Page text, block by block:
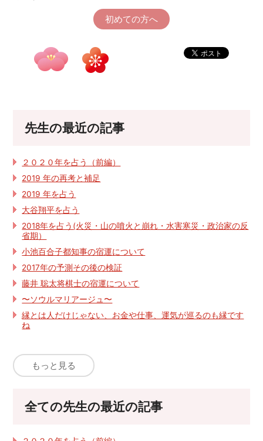
初めての方へ
先生の最近の記事
２０２０年を占う（前編）
2019 年の再考と補足
2019 年を占う
大谷翔平を占う
2018年を占う(火災・山の噴火と崩れ・水害寒災・政治家の反
省期）
小池百合子都知事の宿運について
2017年の予測その後の検証
藤井 聡太将棋士の宿運について
〜ソウルマリアージュ〜
縁とは人だけじゃない、お金や仕事、運気が巡るのも縁です
ね
もっと見る
全ての先生の最近の記事